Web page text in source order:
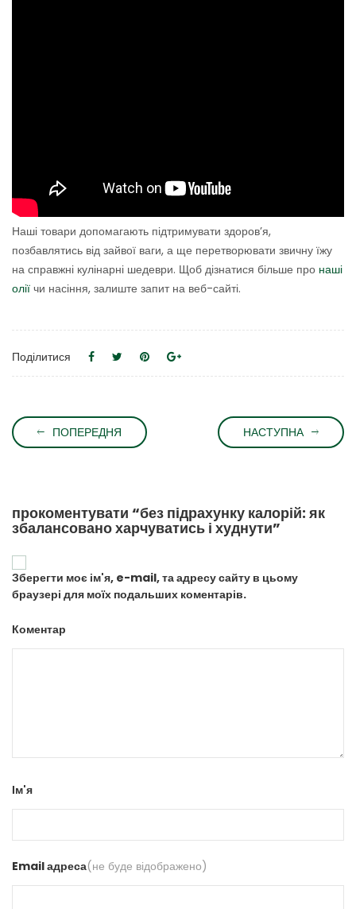
Наші товари допомагають підтримувати здоров’я,
позбавлятись від зайвої ваги, а ще перетворювати звичну їжу
на справжні кулінарні шедеври. Щоб дізнатися більше про наші
олії чи насіння, залиште запит на веб-сайті.
Поділитися
ПОПЕРЕДНЯ НАСТУПНА
прокоментувати “без підрахунку калорій: як
збалансовано харчуватись і худнути”
Зберегти моє ім'я, e-mail, та адресу сайту в цьому
браузері для моїх подальших коментарів.
Коментар
Ім'я
Email адреса(не буде відображено)